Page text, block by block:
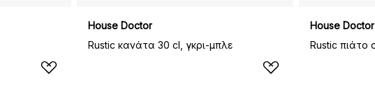
House Doctor
Rustic κανάτα 30 cl, γκρι-μπλε
House Doctor